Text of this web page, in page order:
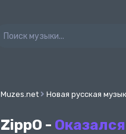
Muzes.net Новая русская
ZippO -